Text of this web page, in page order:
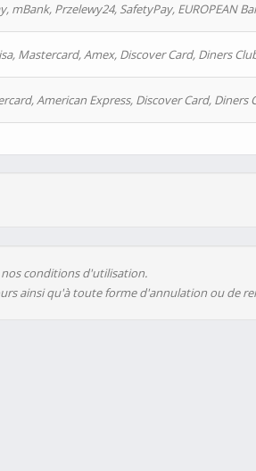
Przelewy24, SafetyPay, EUROPEAN
Mastercard, Amex, Discover Card, Diners
American Express, Discover Card, Diners
nos conditions d'utilisation.
ainsi qu'à toute forme d'annulation ou de